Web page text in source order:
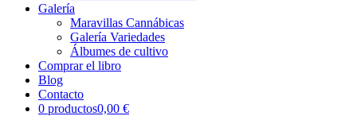
Galería
Maravillas Cannábicas
Galería Variedades
Álbumes de cultivo
Comprar el libro
Blog
Contacto
0 productos0,00 €